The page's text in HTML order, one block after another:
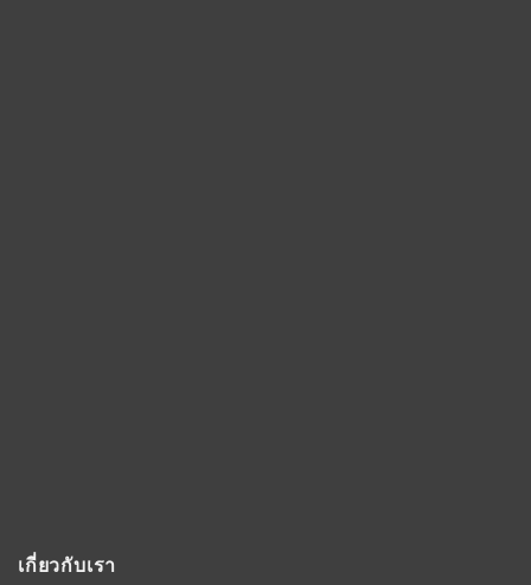
เกี่ยวกับเรา